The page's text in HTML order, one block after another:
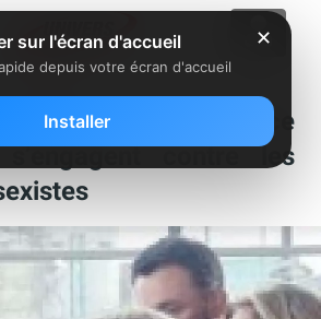
de France
s’engagent contre les
✕
sur l'écran d'accueil
depuis votre écran d'accueil
Installer